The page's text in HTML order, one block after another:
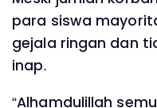
para siswa
gejala ringan dan
inap.
“Alhamdulillah